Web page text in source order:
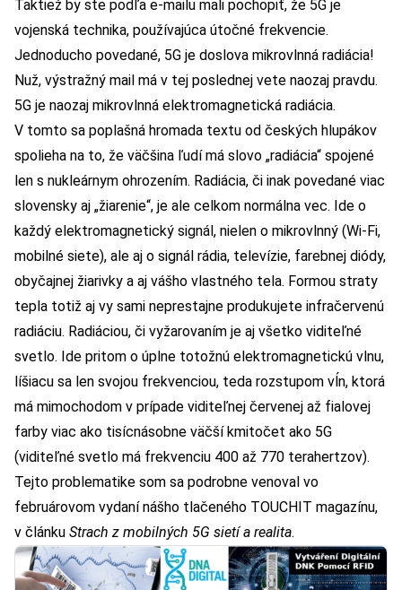
Taktiež by ste podľa e-mailu mali pochopiť, že 5G je
vojenská technika, používajúca útočné frekvencie.
Jednoducho povedané, 5G je doslova mikrovlnná radiácia!
Nuž, výstražný mail má v tej poslednej vete naozaj pravdu.
5G je naozaj mikrovlnná elektromagnetická radiácia.
V tomto sa poplašná hromada textu od českých hlupákov
spolieha na to, že väčšina ľudí má slovo „radiácia“ spojené
len s nukleárnym ohrozením. Radiácia, či inak povedané viac
slovensky aj „žiarenie“, je ale celkom normálna vec. Ide o
každý elektromagnetický signál, nielen o mikrovlnný (Wi-Fi,
mobilné siete), ale aj o signál rádia, televízie, farebnej diódy,
obyčajnej žiarivky a aj vášho vlastného tela. Formou straty
tepla totiž aj vy sami neprestajne produkujete infračervenú
radiáciu. Radiáciou, či vyžarovaním je aj všetko viditeľné
svetlo. Ide pritom o úplne totožnú elektromagnetickú vlnu,
líšiacu sa len svojou frekvenciou, teda rozstupom vĺn, ktorá
má mimochodom v prípade viditeľnej červenej až fialovej
farby viac ako tisícnásobne väčší kmitočet ako 5G
(viditeľné svetlo má frekvenciu 400 až 770 terahertzov).
Tejto problematike som sa podrobne venoval vo
februárovom vydaní nášho tlačeného TOUCHIT magazínu,
v článku Strach z mobilných 5G sietí a realita.